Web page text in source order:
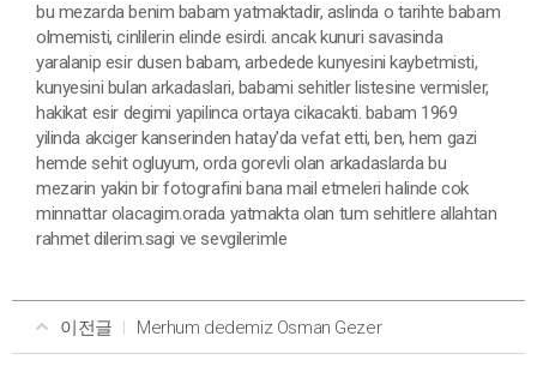
bu mezarda benim babam yatmaktadir, aslinda o tarihte babam
olmemisti, cinlilerin elinde esirdi. ancak kunuri savasinda
yaralanip esir dusen babam, arbedede kunyesini kaybetmisti,
kunyesini bulan arkadaslari, babami sehitler listesine vermisler,
hakikat esir degimi yapilinca ortaya cikacakti. babam 1969
yilinda akciger kanserinden hatay'da vefat etti, ben, hem gazi
hemde sehit ogluyum, orda gorevli olan arkadaslarda bu
mezarin yakin bir fotografini bana mail etmeleri halinde cok
minnattar olacagim.orada yatmakta olan tum sehitlere allahtan
rahmet dilerim.sagi ve sevgilerimle
이전글 Merhum dedemiz Osman Gezer